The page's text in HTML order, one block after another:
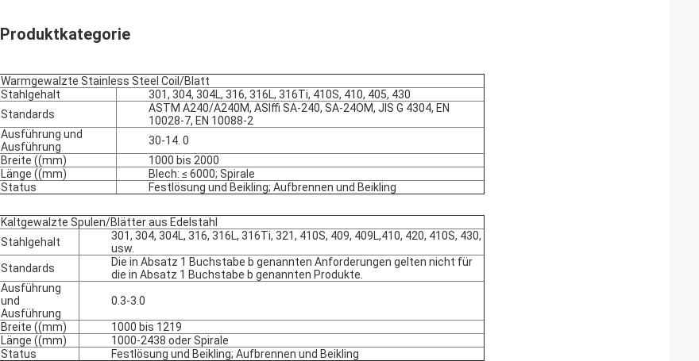
Produktkategorie
Warmgewalzte Stainless Steel Coil/Blatt
Stahlgehalt
301, 304, 304L, 316, 316L, 316Ti, 410S, 410, 405, 430
Standards
ASTM A240/A240M, ASIffi SA-240, SA-24OM, JIS G 4304, EN
10028-7, EN 10088-2
Ausführung und
Ausführung
30-14. 0
Breite ((mm)
1000 bis 2000
Länge ((mm)
Blech: ≤ 6000; Spirale
Status
Festlösung und Beikling; Aufbrennen und Beikling
Kaltgewalzte Spulen/Blätter aus Edelstahl
Stahlgehalt
301, 304, 304L, 316, 316L, 316Ti, 321, 410S, 409, 409L,410, 420, 410S, 430,
usw.
Standards
Die in Absatz 1 Buchstabe b genannten Anforderungen gelten nicht für
die in Absatz 1 Buchstabe b genannten Produkte.
Ausführung
und
Ausführung
0.3-3.0
Breite ((mm)
1000 bis 1219
Länge ((mm)
1000-2438 oder Spirale
Status
Festlösung und Beikling; Aufbrennen und Beikling